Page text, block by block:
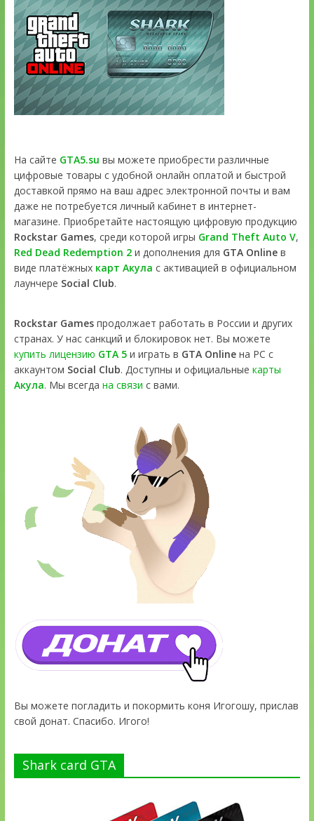
На сайте GTA5.su вы можете приобрести различные
цифровые товары с удобной онлайн оплатой и быстрой
доставкой прямо на ваш адрес электронной почты и вам
даже не потребуется личный кабинет в интернет-
магазине. Приобретайте настоящую цифровую продукцию
Rockstar Games, среди которой игры Grand Theft Auto V,
Red Dead Redemption 2и дополнения для GTA Onlineв
виде платёжных карт Акула с активацией в официальном
лаунчере Social Club.
Rockstar Gamesпродолжает работать в России и других
странах. У нас санкций и блокировок нет. Вы можете
купить лицензию GTA 5и играть в GTA Onlineна PC с
аккаунтом Social Club. Доступны и официальные карты
Акула. Мы всегда на связи с вами.
Вы можете погладить и покормить коня Игогошу, прислав
свой донат. Спасибо. Игого!
Shark card GTA